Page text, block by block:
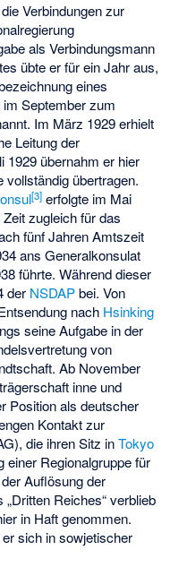
Verbindungen zur
als Verbindungsmann
übte er für ein Jahr aus,
eines
September zum
Im März 1929 erhielt
Leitung der
1929 übernahm er hier
übertragen.
[3] erfolgte im Mai
zugleich für das
fünf Jahren Amtszeit
ans Generalkonsulat
führte. Während dieser
der NSDAPbei. Von
nach Hsinking
seine Aufgabe in der
von
Ab November
inne und
Position als deutscher
Kontakt zur
die ihren Sitz inTokyo
einer Regionalgruppe für
Auflösung der
Reiches“ verblieb
in Haft genommen.
sich in sowjetischer